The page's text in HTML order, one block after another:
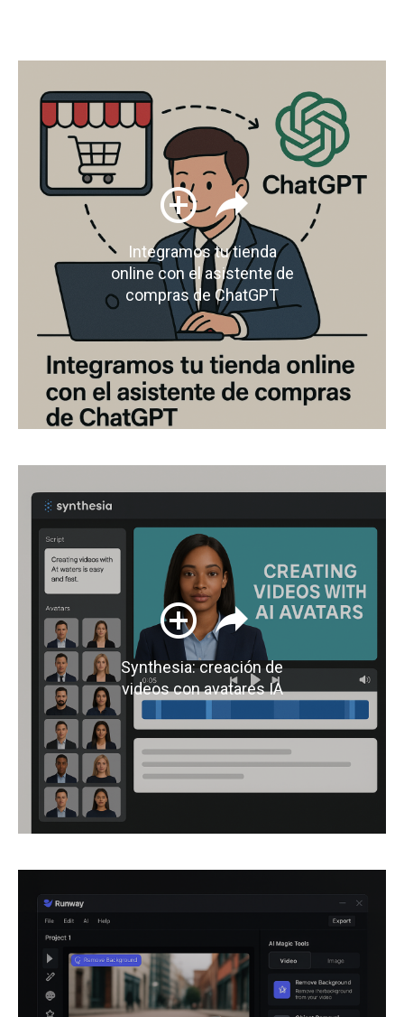
Integramos tu tienda
online con el asistente de
compras de ChatGPT
Synthesia: creación de
videos con avatares IA